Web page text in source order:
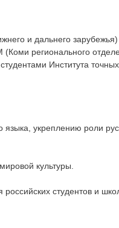
и дальнего зарубежья)
регионального
Института
укреплению роли
культуры.
студентов и